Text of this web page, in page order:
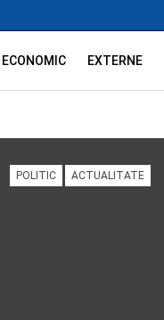
ECONOMIC EXTERNE
POLITIC ACTUALITATE